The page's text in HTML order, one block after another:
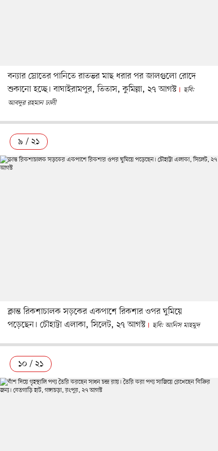
বন্যার স্রোতের পানিতে রাতভর মাছ ধরার পর জালগুলো রোদে
শুকানো হচ্ছে। বাঘাইরামপুর, তিতাস, কুমিল্লা, ২৭ আগস্ট
ছবি:
আবদুর রহমান ঢালী
৯ / ২১
ক্লান্ত রিকশাচালক সড়কের একপাশে রিকশার ওপর ঘুমিয়ে
পড়েছেন। চৌহাট্টা এলাকা, সিলেট, ২৭ আগস্ট
ছবি: আনিস মাহমুদ
১০ / ২১